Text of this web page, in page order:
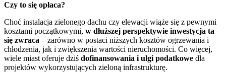
Czy to się opłaca?
Choć instalacja zielonego dachu czy elewacji wiąże się z pewnymi
kosztami początkowymi, w dłuższej perspektywie inwestycja ta
się zwraca – zarówno w postaci niższych kosztów ogrzewania i
chłodzenia, jak i zwiększenia wartości nieruchomości. Co więcej,
wiele miast oferuje dziś dofinansowania i ulgi podatkowe dla
projektów wykorzystujących zieloną infrastrukturę.